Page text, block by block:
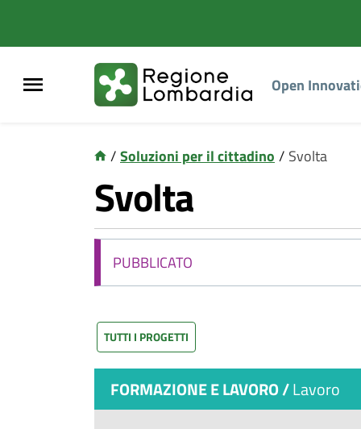
Open
/Soluzioni per il cittadino / Svolta
Svolta
PUBBLICATO
TUTTI I PROGETTI
FORMAZIONE E LAVORO /Lavoro